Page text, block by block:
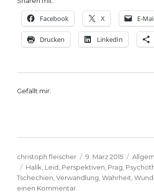
Facebook X E-
Drucken LinkedIn
Gefällt mir:
Autor
christoph.fleischer
Veröffentlicht
am
9. März 2015
Schlagwörter
Halík Leid Perspektiven Prag
Tschechien ,Verwandlung ,Wahrheit ,
einen Kommentarzu